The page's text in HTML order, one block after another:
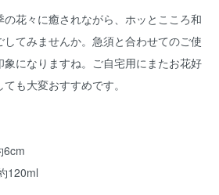
花々に癒されながら、ホッとこころ和
てみませんか。急須と合わせてのご使
になりますね。ご自宅用にまたお花好
も大変おすすめです。
120ml